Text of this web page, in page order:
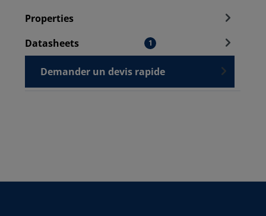
Properties
Datasheets
1
Demander un devis rapide